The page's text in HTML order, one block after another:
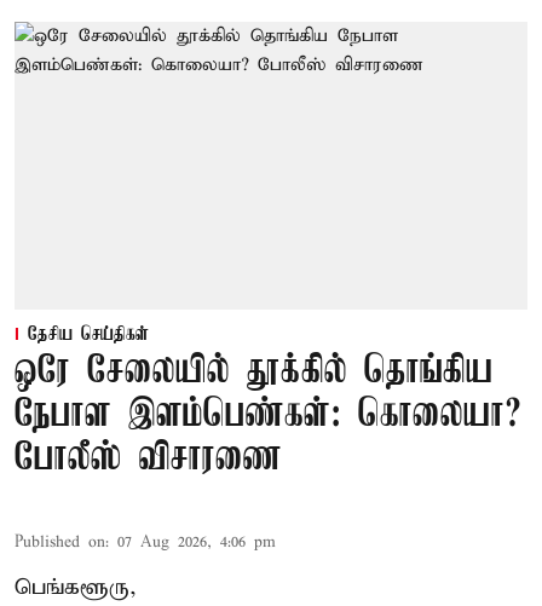
தேசிய செய்திகள்
ஒரே சேலையில் தூக்கில் தொங்கிய
நேபாள இளம்பெண்கள்: கொலையா?
போலீஸ் விசாரணை
Published on: 07 Aug 2026, 4:06 pm
பெங்களூரு,